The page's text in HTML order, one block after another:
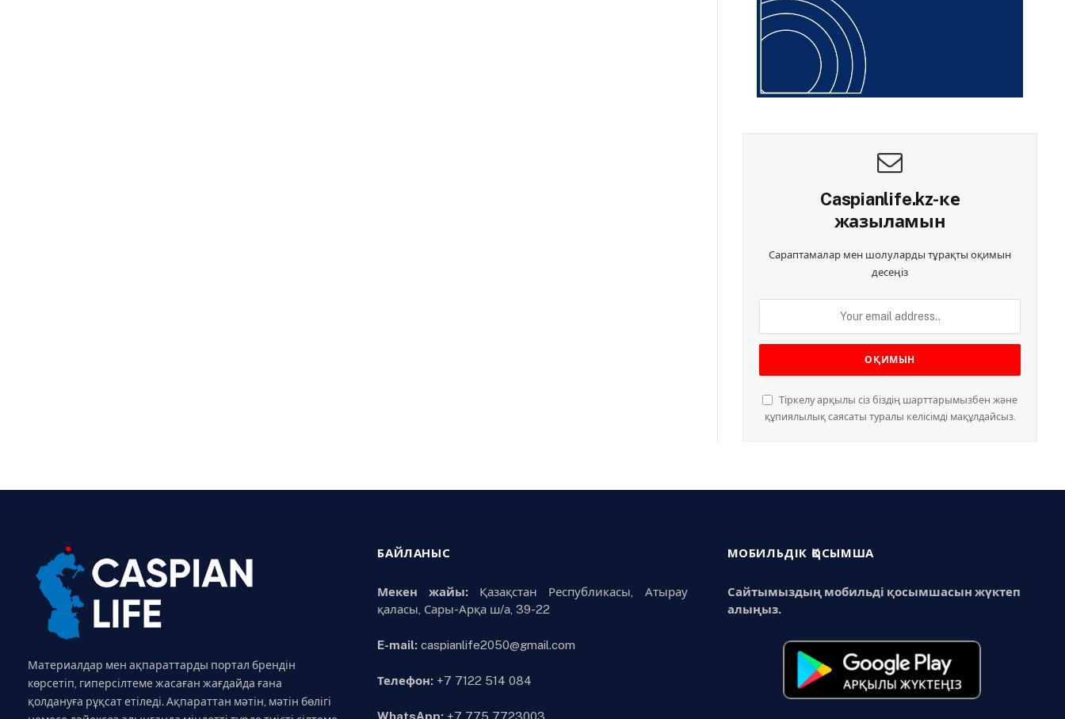
Caspianlife.kz-ке
жазыламын
Сараптамалар мен шолуларды тұрақты оқимын
десеңіз
Тіркелу арқылы сіз біздің шарттарымызбен және
құпиялылық саясаты туралы келісімді мақұлдайсыз.
Материалдар мен ақпараттарды портал брендін
көрсетіп, гиперсілтеме жасаған жағдайда ғана
қолдануға рұқсат етіледі. Ақпараттан мәтін, мәтін бөлігі
БАЙЛАНЫС
Мекен жайы:Қазақстан Республикасы, Атырау
қаласы, Сары-Арқа ш/а, 39-22
E-mail: caspianlife2050@gmail.com
Телефон: +7 7122 514 084
МОБИЛЬДІК ҚОСЫМША
Сайтымыздың мобильді қосымшасын жүктеп
алыңыз.